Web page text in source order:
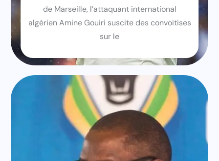
de Marseille, l’attaquant international
algérien Amine Gouiri suscite des convoitises
sur le